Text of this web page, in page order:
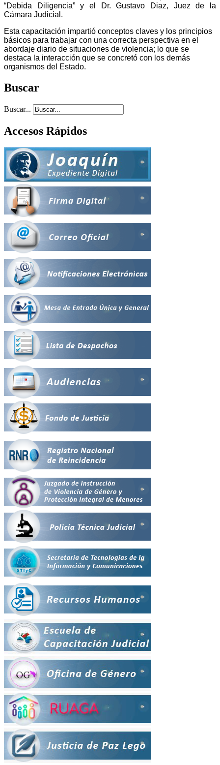
“Debida Diligencia” y el Dr. Gustavo Diaz, Juez de la
Cámara Judicial.
Esta capacitación impartió conceptos claves y los principios
básicos para trabajar con una correcta perspectiva en el
abordaje diario de situaciones de violencia; lo que se
destaca la interacción que se concretó con los demás
organismos del Estado.
Buscar
Buscar...
Accesos Rápidos